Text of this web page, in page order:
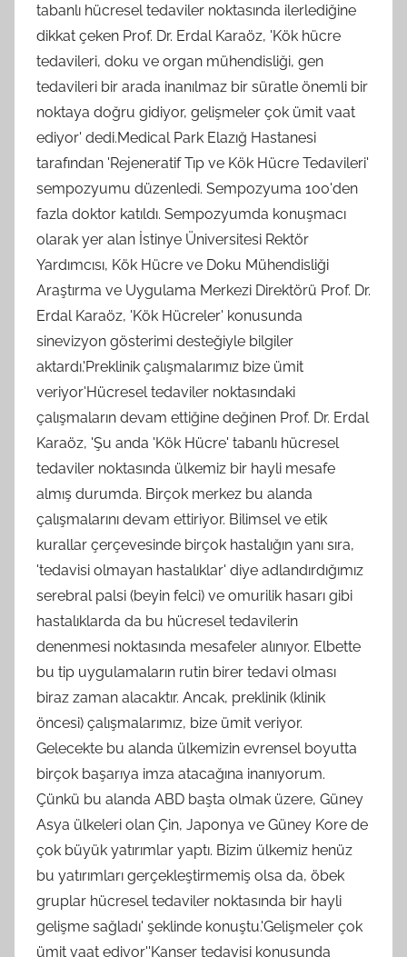
tabanlı hücresel tedaviler noktasında ilerlediğine
dikkat çeken Prof. Dr. Erdal Karaöz, 'Kök hücre
tedavileri, doku ve organ mühendisliği, gen
tedavileri bir arada inanılmaz bir süratle önemli bir
noktaya doğru gidiyor, gelişmeler çok ümit vaat
ediyor' dedi.Medical Park Elazığ Hastanesi
tarafından 'Rejeneratif Tıp ve Kök Hücre Tedavileri'
sempozyumu düzenledi. Sempozyuma 100'den
fazla doktor katıldı. Sempozyumda konuşmacı
olarak yer alan İstinye Üniversitesi Rektör
Yardımcısı, Kök Hücre ve Doku Mühendisliği
Araştırma ve Uygulama Merkezi Direktörü Prof. Dr.
Erdal Karaöz, 'Kök Hücreler' konusunda
sinevizyon gösterimi desteğiyle bilgiler
aktardı.'Preklinik çalışmalarımız bize ümit
veriyor'Hücresel tedaviler noktasındaki
çalışmaların devam ettiğine değinen Prof. Dr. Erdal
Karaöz, 'Şu anda 'Kök Hücre' tabanlı hücresel
tedaviler noktasında ülkemiz bir hayli mesafe
almış durumda. Birçok merkez bu alanda
çalışmalarını devam ettiriyor. Bilimsel ve etik
kurallar çerçevesinde birçok hastalığın yanı sıra,
'tedavisi olmayan hastalıklar' diye adlandırdığımız
serebral palsi (beyin felci) ve omurilik hasarı gibi
hastalıklarda da bu hücresel tedavilerin
denenmesi noktasında mesafeler alınıyor. Elbette
bu tip uygulamaların rutin birer tedavi olması
biraz zaman alacaktır. Ancak, preklinik (klinik
öncesi) çalışmalarımız, bize ümit veriyor.
Gelecekte bu alanda ülkemizin evrensel boyutta
birçok başarıya imza atacağına inanıyorum.
Çünkü bu alanda ABD başta olmak üzere, Güney
Asya ülkeleri olan Çin, Japonya ve Güney Kore de
çok büyük yatırımlar yaptı. Bizim ülkemiz henüz
bu yatırımları gerçekleştirmemiş olsa da, öbek
gruplar hücresel tedaviler noktasında bir hayli
gelişme sağladı' şeklinde konuştu.'Gelişmeler çok
ümit vaat ediyor''Kanser tedavisi konusunda